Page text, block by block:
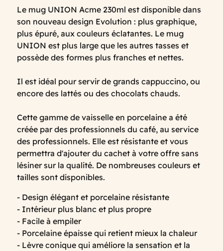
Le mug UNION Acme 230ml est disponible dans
son nouveau design Evolution : plus graphique,
plus épuré, aux couleurs éclatantes. Le mug
UNION est plus large que les autres tasses et
possède des formes plus franches et nettes.
Il est idéal pour servir de grands cappuccino, ou
encore des lattés ou des chocolats chauds.
Cette gamme de vaisselle en porcelaine a été
créée par des professionnels du café, au service
des professionnels. Elle est résistante et vous
permettra d'ajouter du cachet à votre offre sans
lésiner sur la qualité. De nombreuses couleurs et
tailles sont disponibles.
- Design élégant et porcelaine résistante
- Intérieur plus blanc et plus propre
- Facile à empiler
- Porcelaine épaisse qui retient mieux la chaleur
- Lèvre conique qui améliore la sensation et la